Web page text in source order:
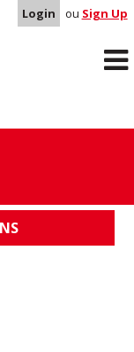
Login ou Sign Up
BEANIE